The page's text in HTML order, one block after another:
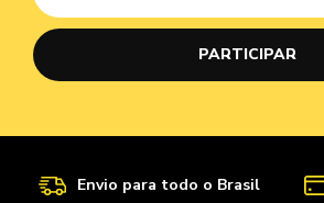
Envio para todo o Brasil